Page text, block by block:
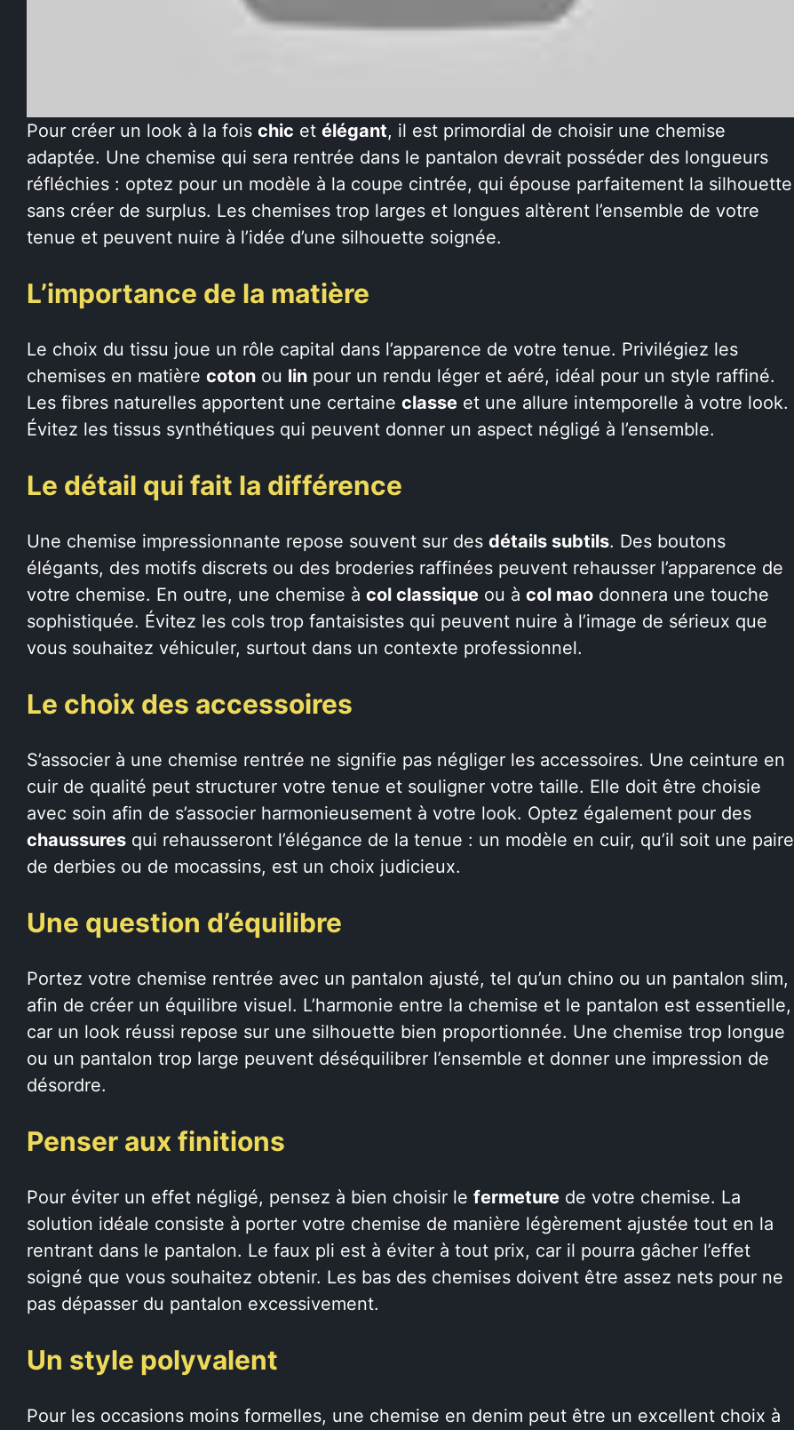
Pour créer un look à la fois chic et élégant, il est primordial de choisir une chemise
adaptée. Une chemise qui sera rentrée dans le pantalon devrait posséder des longueurs
réfléchies : optez pour un modèle à la coupe cintrée, qui épouse parfaitement la silhouette
sans créer de surplus. Les chemises trop larges et longues altèrent l’ensemble de votre
tenue et peuvent nuire à l’idée d’une silhouette soignée.
L’importance de la matière
Le choix du tissu joue un rôle capital dans l’apparence de votre tenue. Privilégiez les
chemises en matière coton ou lin pour un rendu léger et aéré, idéal pour un style raffiné.
Les fibres naturelles apportent une certaine classe et une allure intemporelle à votre look.
Évitez les tissus synthétiques qui peuvent donner un aspect négligé à l’ensemble.
Le détail qui fait la différence
Une chemise impressionnante repose souvent sur des détails subtils. Des boutons
élégants, des motifs discrets ou des broderies raffinées peuvent rehausser l’apparence de
votre chemise. En outre, une chemise à col classique ou à col mao donnera une touche
sophistiquée. Évitez les cols trop fantaisistes qui peuvent nuire à l’image de sérieux que
vous souhaitez véhiculer, surtout dans un contexte professionnel.
Le choix des accessoires
S’associer à une chemise rentrée ne signifie pas négliger les accessoires. Une ceinture en
cuir de qualité peut structurer votre tenue et souligner votre taille. Elle doit être choisie
avec soin afin de s’associer harmonieusement à votre look. Optez également pour des
chaussures qui rehausseront l’élégance de la tenue : un modèle en cuir, qu’il soit une paire
de derbies ou de mocassins, est un choix judicieux.
Une question d’équilibre
Portez votre chemise rentrée avec un pantalon ajusté, tel qu’un chino ou un pantalon slim,
afin de créer un équilibre visuel. L’harmonie entre la chemise et le pantalon est essentielle,
car un look réussi repose sur une silhouette bien proportionnée. Une chemise trop longue
ou un pantalon trop large peuvent déséquilibrer l’ensemble et donner une impression de
désordre.
Penser aux finitions
Pour éviter un effet négligé, pensez à bien choisir le fermeture de votre chemise. La
solution idéale consiste à porter votre chemise de manière légèrement ajustée tout en la
rentrant dans le pantalon. Le faux pli est à éviter à tout prix, car il pourra gâcher l’effet
soigné que vous souhaitez obtenir. Les bas des chemises doivent être assez nets pour ne
pas dépasser du pantalon excessivement.
Un style polyvalent
Pour les occasions moins formelles, une chemise en denim peut être un excellent choix à